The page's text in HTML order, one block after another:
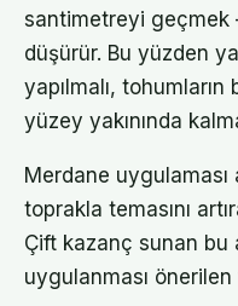
santimetreyi geçmek
düşürür. Bu yüzden
yapılmalı,
yüzey yakınında
Merdane
toprakla temasını
Çift kazanç sunan bu
uygulanması